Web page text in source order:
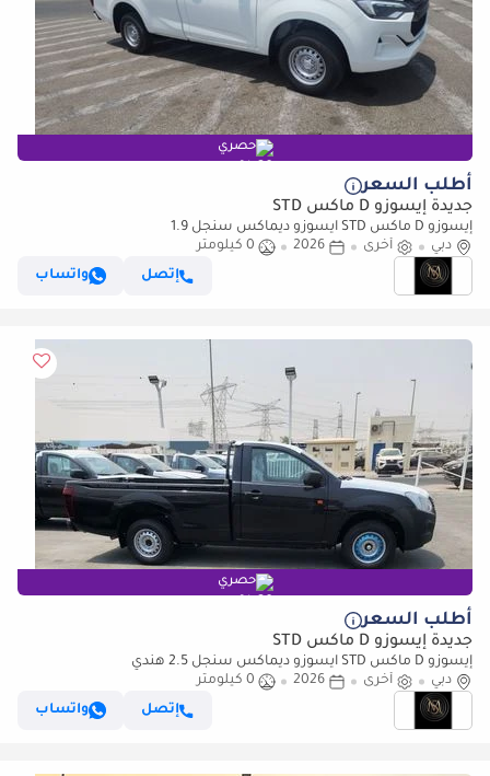
حصري
أطلب السعر
جديدة إيسوزو D ماكس STD
إيسوزو D ماكس STD ايسوزو ديماكس سنجل 1.9
دبي
أخرى 2026
0 كيلومتر
إتصل
واتساب
حصري
أطلب السعر
جديدة إيسوزو D ماكس STD
إيسوزو D ماكس STD ايسوزو ديماكس سنجل 2.5 هندي
دبي
أخرى 2026
0 كيلومتر
إتصل
واتساب